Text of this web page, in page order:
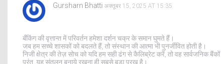
Gursharn Bhatti अक्तूबर 15, 2025 AT 15:35
बँकिंग की वृत्तान्त में परिवर्तन हमेशा दर्शन चक्र के समान घुमते हैं।
जब हम सच्चे शासकों को बदलते हैं, तो संस्थान की आत्मा भी पुनर्जीवित होती है।
निजी क्षेत्र की तेज़ सोच को यदि हम सही ढंग से कैलिब्रेट करें, तो वह सार्वजनिक
परंतु, यह संतुलन बनाये रखना ही सबसे बड़ा परख है।